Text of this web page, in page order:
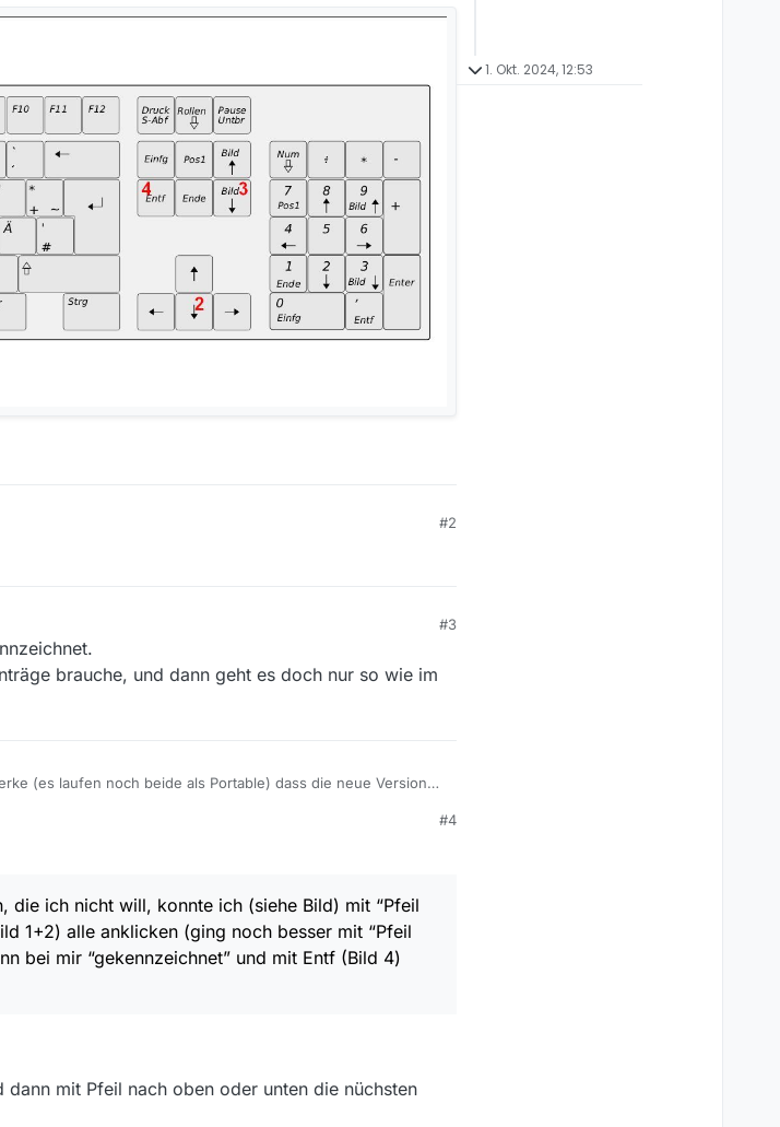
#2
#3
brauche, und dann geht es doch nur so wie im
(es laufen noch beide als Portable) dass die neue Version
oder am Programm?
die ich nicht will, konnte ich (siehe Bild) mit “Pfeil nach
#4
die ich nicht will, konnte ich (siehe Bild) mit “Pfeil
1+2) alle anklicken (ging noch besser mit “Pfeil
bei mir “gekennzeichnet” und mit Entf (Bild 4)
dann mit Pfeil nach oben oder unten die nüchsten
1. Okt. 2024, 12:53